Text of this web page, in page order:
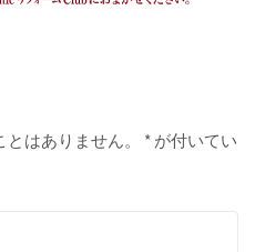
はありません。 * が付いてい